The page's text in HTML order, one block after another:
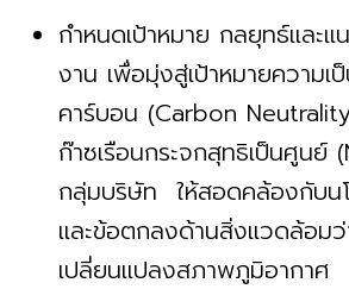
กําหนดเป้าหมาย กลยุทธ์และแ
งาน เพื่อมุ่งสู่เป้าหมายความเ
คาร์บอน (Carbon
ก๊าซเรือนกระจกสุทธิเป็นศูน
กลุ่มบริษัท ให้สอดคล้องกับน
และข้อตกลงด้านสิ่งแวดล้อม
เปลี่ยนแปลงสภาพภูมิอากาศ